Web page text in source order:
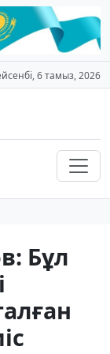
6 тамыз, 2026
Бұл